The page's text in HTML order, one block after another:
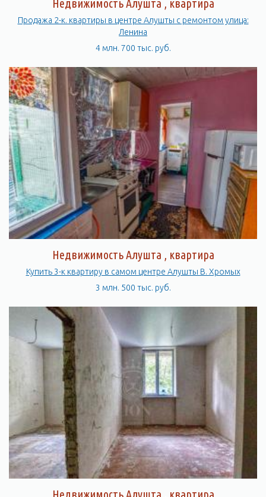
Недвижимость Алушта , квартира
Продажа 2-к. квартиры в центре Алушты с ремонтом улица:
Ленина
4 млн. 700 тыс. руб.
Недвижимость Алушта , квартира
Купить 3-к квартиру в самом центре Алушты В. Хромых
3 млн. 500 тыс. руб.